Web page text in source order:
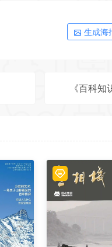
生成海
《百科